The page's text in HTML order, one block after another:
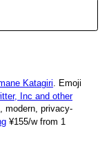
Katagiri . Emoji
Inc and other
, modern, privacy-
¥155/w from 1